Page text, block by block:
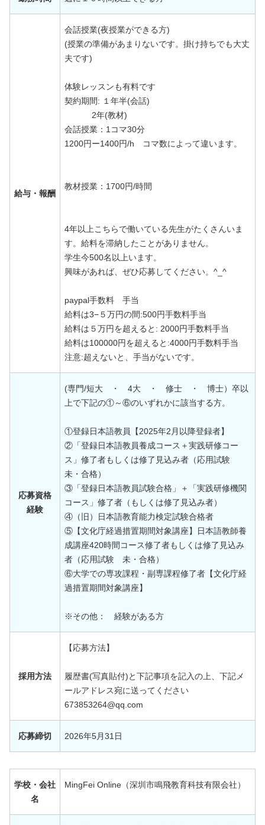
給与・報酬
会話授業(夜授業ができる方)
(授業の準備があまりないです。掛け持ちでも大丈
夫です)
体験レッスンも有料です
契約期間: １年半(会話)
2年(教材)
会話授業：1コマ30分
1200円ー1400円/h コマ数によって違います。
教材授業：1700円/時間
4年以上こちらで働いている先生がたくさんいま
す。給料を滞納したことがありません。
学生今500名以上います。
興味があれば、ぜひ応募してください。^_^
paypal手数料 手当
給料は3−５万円の間:500円手数料手当
給料は５万円を超えると: 2000円手数料手当
給料は100000円を超えると:4000円手数料手当
注意:超えないと、手当がないです。
応募資格
経験
(専門/短大 ・ 4大 ・ 修士 ・ 博士）卒以
上で下記の①～⑥のいずれかに該当する方。
①登録日本語教員【2025年2月以降登録者】
②「登録日本語教員養成コース＋実践研修コー
ス」修了者もしくは修了見込み者（応用試験
未・合格）
③「登録日本語教員試験合格」＋「実践研修機関
コース」修了者（もしくは修了見込み者）
④（旧）日本語教育能力検定試験合格者
⑤【文化庁経過措置期間対象講座】日本語教師養
成講座420時間コース修了者もしくは修了見込み
者（応用試験 未・合格）
⑥大学での専攻課程・副専課程修了者【文化庁経
過措置期間対象講座】
※その他： 経験がある方
採用方法
【応募方法】
履歴書(写真貼付)と下記事項を記入の上、下記メ
ールアドレス宛に送ってください
673853264@qq.com
応募締切 2026年5月31日
学校・会社
名
MingFei Online（深圳市鳴飛教育科技有限会社）